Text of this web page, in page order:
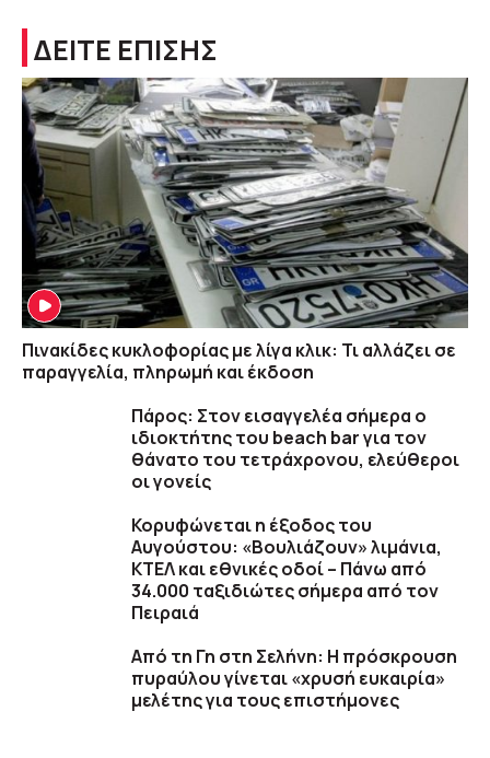
ΔΕΙΤΕ ΕΠΙΣΗΣ
Πινακίδες κυκλοφορίας με λίγα κλικ: Τι αλλάζει σε
παραγγελία, πληρωμή και έκδοση
Πάρος: Στον εισαγγελέα σήμερα ο
ιδιοκτήτης του beach bar για τον
θάνατο του τετράχρονου, ελεύθεροι
οι γονείς
Κορυφώνεται η έξοδος του
Αυγούστου: «Βουλιάζουν» λιμάνια,
ΚΤΕΛ και εθνικές οδοί – Πάνω από
34.000 ταξιδιώτες σήμερα από τον
Πειραιά
Από τη Γη στη Σελήνη: Η πρόσκρουση
πυραύλου γίνεται «χρυσή ευκαιρία»
μελέτης για τους επιστήμονες